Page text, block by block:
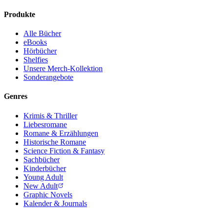
Produkte
Alle Bücher
eBooks
Hörbücher
Shelfies
Unsere Merch-Kollektion
Sonderangebote
Genres
Krimis & Thriller
Liebesromane
Romane & Erzählungen
Historische Romane
Science Fiction & Fantasy
Sachbücher
Kinderbücher
Young Adult
New Adult
Graphic Novels
Kalender & Journals